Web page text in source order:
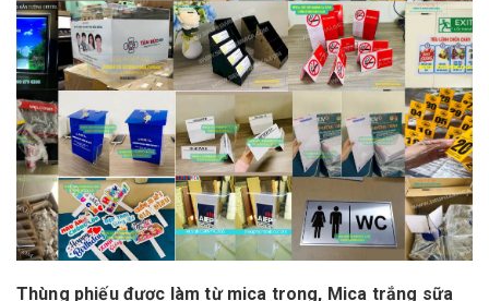
Thùng phiếu được làm từ mica trong, Mica trắng sữa